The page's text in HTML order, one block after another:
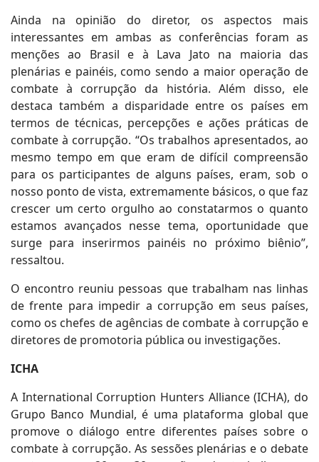
Ainda na opinião do diretor, os aspectos mais
interessantes em ambas as conferências foram as
menções ao Brasil e à Lava Jato na maioria das
plenárias e painéis, como sendo a maior operação de
combate à corrupção da história. Além disso, ele
destaca também a disparidade entre os países em
termos de técnicas, percepções e ações práticas de
combate à corrupção. “Os trabalhos apresentados, ao
mesmo tempo em que eram de difícil compreensão
para os participantes de alguns países, eram, sob o
nosso ponto de vista, extremamente básicos, o que faz
crescer um certo orgulho ao constatarmos o quanto
estamos avançados nesse tema, oportunidade que
surge para inserirmos painéis no próximo biênio”,
ressaltou.
O encontro reuniu pessoas que trabalham nas linhas
de frente para impedir a corrupção em seus países,
como os chefes de agências de combate à corrupção e
diretores de promotoria pública ou investigações.
ICHA
A International Corruption Hunters Alliance (ICHA), do
Grupo Banco Mundial, é uma plataforma global que
promove o diálogo entre diferentes países sobre o
combate à corrupção. As sessões plenárias e o debate